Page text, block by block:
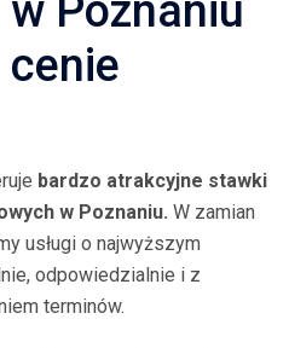
Poznaniu
bardzo atrakcyjne stawki
w Poznaniu. W zamian
usługi o najwyższym
odpowiedzialnie i z
terminów.